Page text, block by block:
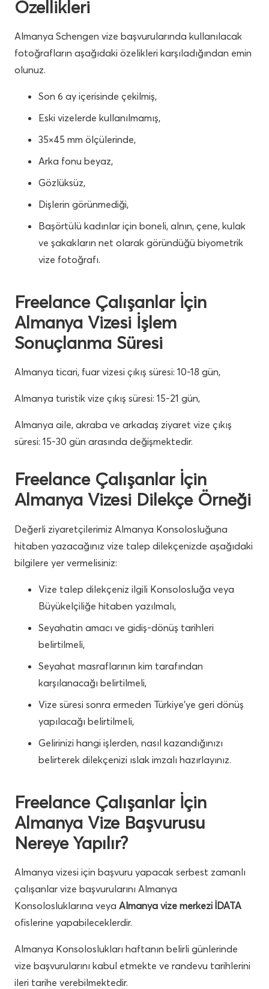
Özellikleri
Almanya Schengen vize başvurularında kullanılacak
fotoğrafların aşağıdaki özelikleri karşıladığından emin
olunuz.
Son 6 ay içerisinde çekilmiş,
Eski vizelerde kullanılmamış,
35×45 mm ölçülerinde,
Arka fonu beyaz,
Gözlüksüz,
Dişlerin görünmediği,
Başörtülü kadınlar için boneli, alnın, çene, kulak
ve şakakların net olarak göründüğü biyometrik
vize fotoğrafı.
Freelance Çalışanlar İçin
Almanya Vizesi İşlem
Sonuçlanma Süresi
Almanya ticari, fuar vizesi çıkış süresi: 10-18 gün,
Almanya turistik vize çıkış süresi: 15-21 gün,
Almanya aile, akraba ve arkadaş ziyaret vize çıkış
süresi: 15-30 gün arasında değişmektedir.
Freelance Çalışanlar İçin
Almanya Vizesi Dilekçe Örneği
Değerli ziyaretçilerimiz Almanya Konsolosluğuna
hitaben yazacağınız vize talep dilekçenizde aşağıdaki
bilgilere yer vermelisiniz:
Vize talep dilekçeniz ilgili Konsolosluğa veya
Büyükelçiliğe hitaben yazılmalı,
Seyahatin amacı ve gidiş-dönüş tarihleri
belirtilmeli,
Seyahat masraflarının kim tarafından
karşılanacağı belirtilmeli,
Vize süresi sonra ermeden Türkiye’ye geri dönüş
yapılacağı belirtilmeli,
Gelirinizi hangi işlerden, nasıl kazandığınızı
belirterek dilekçenizi ıslak imzalı hazırlayınız.
Freelance Çalışanlar İçin
Almanya Vize Başvurusu
Nereye Yapılır?
Almanya vizesi için başvuru yapacak serbest zamanlı
çalışanlar vize başvurularını Almanya
Konsolosluklarına veya Almanya vize merkezi İDATA
ofislerine yapabileceklerdir.
Almanya Konsoloslukları haftanın belirli günlerinde
vize başvurularını kabul etmekte ve randevu tarihlerini
ileri tarihe verebilmektedir.